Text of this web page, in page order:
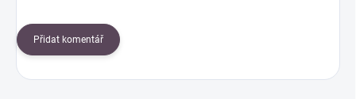
Přidat komentář